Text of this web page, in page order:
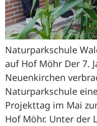
Naturparkschule
auf Hof Möhr Der 7.
Neuenkirchen
Naturparkschule
Projekttag im Mai
Hof Möhr. Unter der